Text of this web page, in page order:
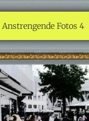
Anstrengende Fotos 4